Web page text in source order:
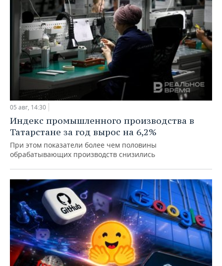
05 авг, 14:30
Индекс промышленного производства в
Татарстане за год вырос на 6,2%
При этом показатели более чем половины
обрабатывающих производств снизились